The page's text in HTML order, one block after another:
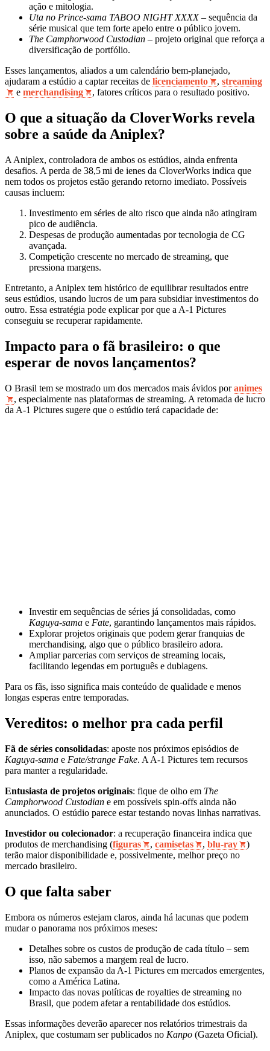
ação e mitologia.
Uta no Prince-sama TABOO NIGHT XXXX– sequência da
série musical que tem forte apelo entre o público jovem.
The Camphorwood Custodian – projeto original que reforça a
diversificação de portfólio.
Esses lançamentos, aliados a um calendário bem‑planejado,
ajudaram a estúdio a captar receitas de licenciamento , streaming
e merchandising , fatores críticos para o resultado positivo.
O que a situação da CloverWorks revela
sobre a saúde da Aniplex?
A Aniplex, controladora de ambos os estúdios, ainda enfrenta
desafios. A perda de 38,5 mi de ienes da CloverWorks indica que
nem todos os projetos estão gerando retorno imediato. Possíveis
causas incluem:
Investimento em séries de alto risco que ainda não atingiram
pico de audiência.
Despesas de produção aumentadas por tecnologia de CG
avançada.
Competição crescente no mercado de streaming, que
pressiona margens.
Entretanto, a Aniplex tem histórico de equilibrar resultados entre
seus estúdios, usando lucros de um para subsidiar investimentos do
outro. Essa estratégia pode explicar por que a A-1 Pictures
conseguiu se recuperar rapidamente.
Impacto para o fã brasileiro: o que
esperar de novos lançamentos?
O Brasil tem se mostrado um dos mercados mais ávidos poranimes
, especialmente nas plataformas de streaming. A retomada de lucro
da A-1 Pictures sugere que o estúdio terá capacidade de:
Investir em sequências de séries já consolidadas, como
Kaguya-sama e Fate, garantindo lançamentos mais rápidos.
Explorar projetos originais que podem gerar franquias de
merchandising, algo que o público brasileiro adora.
Ampliar parcerias com serviços de streaming locais,
facilitando legendas em português e dublagens.
Para os fãs, isso significa mais conteúdo de qualidade e menos
longas esperas entre temporadas.
Vereditos: o melhor pra cada perfil
Fã de séries consolidadas: aposte nos próximos episódios de
Kaguya-sama e Fate/strange Fake. A A-1 Pictures tem recursos
para manter a regularidade.
Entusiasta de projetos originais: fique de olho em The
Camphorwood Custodian e em possíveis spin‑offs ainda não
anunciados. O estúdio parece estar testando novas linhas narrativas.
Investidor ou colecionador: a recuperação financeira indica que
produtos de merchandising (figuras , camisetas , blu‑ray
)
terão maior disponibilidade e, possivelmente, melhor preço no
mercado brasileiro.
O que falta saber
Embora os números estejam claros, ainda há lacunas que podem
mudar o panorama nos próximos meses:
Detalhes sobre os custos de produção de cada título – sem
isso, não sabemos a margem real de lucro.
Planos de expansão da A-1 Pictures em mercados emergentes,
como a América Latina.
Impacto das novas políticas de royalties de streaming no
Brasil, que podem afetar a rentabilidade dos estúdios.
Essas informações deverão aparecer nos relatórios trimestrais da
Aniplex, que costumam ser publicados no Kanpo (Gazeta Oficial).